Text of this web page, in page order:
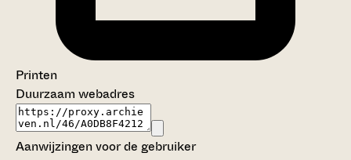
Printen
Duurzaam webadres
Aanwijzingen voor de gebruiker